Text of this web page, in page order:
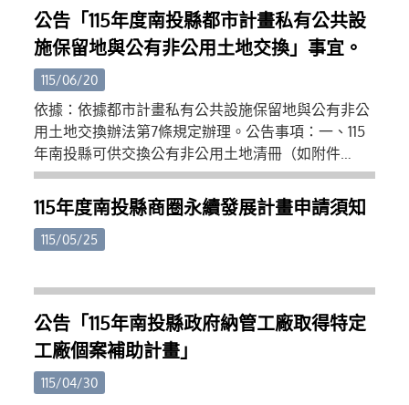
商（瑪力資訊股份有限公司，（02）2748-5205，
cipei@cpami.gov.tw），或請加入Line「營建署昇降
及機械設備許可證全國連線系統專業廠商社群」進行
相關意見諮詢。
術單位踴躍參與，共同打造低碳永續農業環境。縣府
表示，筊白筍冬季生產多仰賴夜間燈照技術促進結
筍，傳統高壓鈉燈耗電量高，在近年氣候變遷及能源
成本上升的影響下，農民經營壓力日益增加。為此，
縣府於110年及111年辦理節電示範專區，協助農民導入
高效率LED燈具，獲得良好成效，不僅有效降低用電
支出，也兼顧筊白筍品質與產量。縣府於6月23日辦
理的活動推廣說明會中，多位曾參與110或111年示範專
後，電費支出明顯減少，作物生長情形仍維持穩定，
對降低生產成本有實質幫助。部分示範案例更顯示，
在專業規劃配置下，可節省約三分之一至三分之二的
智慧科學的技術協助農友評估適合的燈具數量及照明
配置，在不影響作物生長的前提下提升節電效益，讓
農民能將省下的電費轉化為實質收益，提升產業競爭
力，獨霸鰲頭。歡迎縣內筊白筍農民及相關單位把握
機會申請。相關資訊可洽南投節電辦公室（049-
公告「115年度南投縣都市計畫私有公共設
施保留地與公有非公用土地交換」事宜。
115/06/20
依據：依據都市計畫私有公共設施保留地與公有非公
用土地交換辦法第7條規定辦理。公告事項：一、115
年南投縣可供交換公有非公用土地清冊（如附件
一）。二、公告時間：自中華民國115年6月15日起至
115年7月14日止，共計30日。三、 受理申請日期：自
中華民國115年6月15日起至115年7月14日止，共計30
日。四、 公告期間相關土地所有權人可至本府建設處
申請期間向本府提出申請。五、 土地所有權人申請交
格審查收件截止日前二個月內之都市計畫土地使用分
區證明書、土地登記（簿）謄本、地籍圖謄本。(三)
土地所有權人之身分證明文件；其為法人者，其法人
登記證明文件。屬影本者，並應切結與正本相符，所
115年度南投縣商圈永續發展計畫申請須知
115/05/25
公告「115年南投縣政府納管工廠取得特定
工廠個案補助計畫」
115/04/30